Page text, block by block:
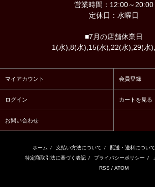
営業時間：12:00～20:00
定休日：水曜日
■7月の店舗休業日
1(水),8(水),15(水),22(水),29(水
マイアカウント 会員登録
ログイン カートを見る
お問い合わせ
ホーム / 支払い方法について / 配送・送料について
特定商取引法に基づく表記 / プライバシーポリシー /
RSS / ATOM